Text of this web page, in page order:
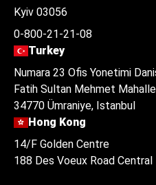
Kyiv 03056
0-800-21-21-08
Turkey
Numara 23 Ofis Yonetimi
Fatih Sultan Mehmet
34770 Ümraniye, Istanbul
Hong Kong
14/F Golden Centre
188 Des Voeux Road Central